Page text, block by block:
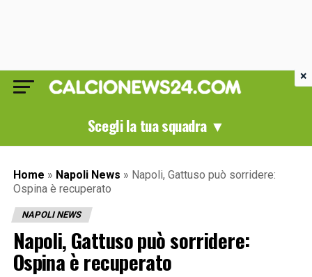
Scegli la tua squadra ▼
Home » Napoli News » Napoli, Gattuso può sorridere:
Ospina è recuperato
NAPOLI NEWS
Napoli, Gattuso può sorridere:
Ospina è recuperato
×